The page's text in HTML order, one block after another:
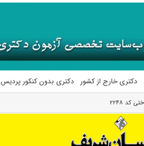
دکتری خارج از کشور دکتری بدون کنکور پردیس